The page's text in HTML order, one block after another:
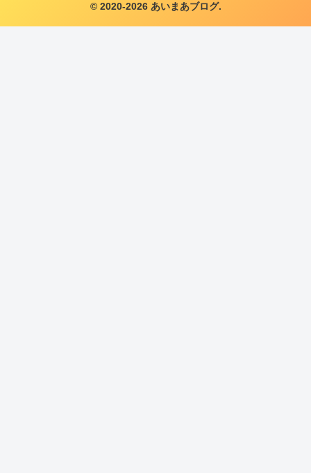
© 2020-2026 あいまあブログ.